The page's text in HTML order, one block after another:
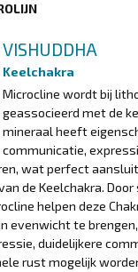
VISHUDDHA
Keelchakra
Microcline wordt bij
geassocieerd met de
mineraal heeft
communicatie,
wat perfect
de Keelchakra.
helpen deze
evenwicht te
duidelijkere
rust mogelijk